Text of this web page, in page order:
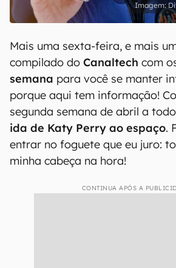
Mais uma sexta-feira, e mais
compilado do Canaltech com
semana para você se manter
porque aqui tem informação!
segunda semana de abril a
ida de Katy Perry ao espaço.
entrar no foguete que eu juro:
minha cabeça na hora!
CONTINUA APÓS A